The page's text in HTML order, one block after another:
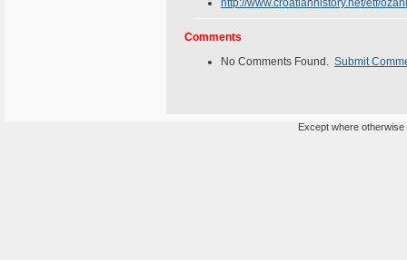
http://www.croatianhistory.net/etf/
Comments
No Comments Found. Submit
Except where